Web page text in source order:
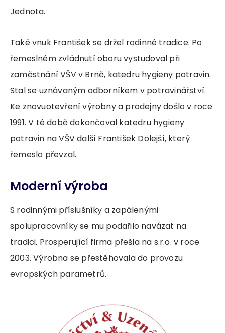
Jednota.
Také vnuk František se držel rodinné tradice. Po
řemeslném zvládnutí oboru vystudoval při
zaměstnání VŠV v Brně, katedru hygieny potravin.
Stal se uznávaným odborníkem v potravinářství.
Ke znovuotevření výrobny a prodejny došlo v roce
1991. V té době dokončoval katedru hygieny
potravin na VŠV další František Dolejší, který
řemeslo převzal.
Moderní výroba
S rodinnými příslušníky a zapálenými
spolupracovníky se mu podařilo navázat na
tradici. Prosperující firma přešla na s.r.o. v roce
2003. Výrobna se přestěhovala do provozu
evropských parametrů.